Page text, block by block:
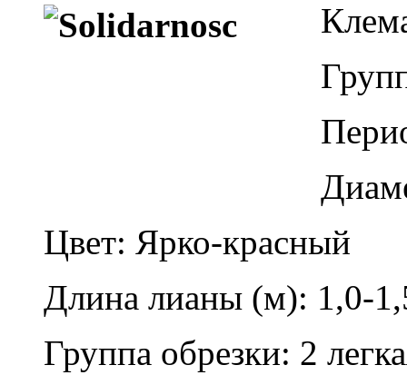
Цвет: Ярко-красный
Длина лианы (м): 1,0-
Группа обрезки: 2